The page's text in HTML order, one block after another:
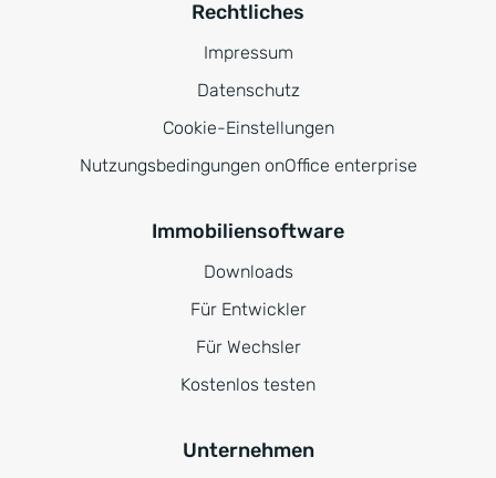
Rechtliches
Impressum
Datenschutz
Cookie-Einstellungen
Nutzungsbedingungen onOffice enterprise
Immobiliensoftware
Downloads
Für Entwickler
Für Wechsler
Kostenlos testen
Unternehmen